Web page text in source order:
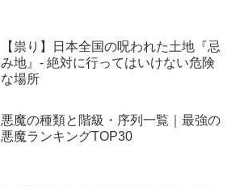
【祟り】日本全国の呪われた土地『忌
み地』- 絶対に行ってはいけない危険
な場所
悪魔の種類と階級・序列一覧｜最強の
悪魔ランキングTOP30